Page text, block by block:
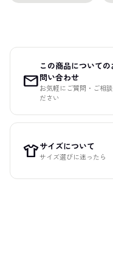
mail
この商品についての
問い合わせ
お気軽にご質問・ご相談
ださい
apparelサイズについて
サイズ選びに迷ったら